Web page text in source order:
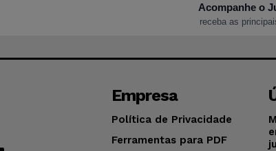
Acompanhe o
receba as
Empresa
Política de Privacidade
Ferramentas para PDF